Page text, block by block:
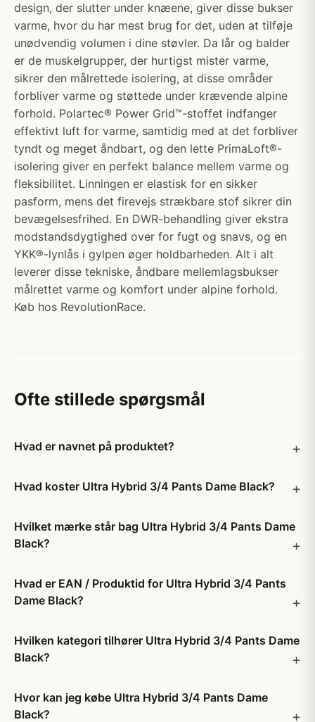
design, der slutter under knæene, giver disse bukser
varme, hvor du har mest brug for det, uden at tilføje
unødvendig volumen i dine støvler. Da lår og balder
er de muskelgrupper, der hurtigst mister varme,
sikrer den målrettede isolering, at disse områder
forbliver varme og støttede under krævende alpine
forhold. Polartec® Power Grid™-stoffet indfanger
effektivt luft for varme, samtidig med at det forbliver
tyndt og meget åndbart, og den lette PrimaLoft®-
isolering giver en perfekt balance mellem varme og
fleksibilitet. Linningen er elastisk for en sikker
pasform, mens det firevejs strækbare stof sikrer din
bevægelsesfrihed. En DWR-behandling giver ekstra
modstandsdygtighed over for fugt og snavs, og en
YKK®-lynlås i gylpen øger holdbarheden. Alt i alt
leverer disse tekniske, åndbare mellemlagsbukser
målrettet varme og komfort under alpine forhold.
Køb hos RevolutionRace.
Ofte stillede spørgsmål
Hvad er navnet på produktet?
Hvad koster Ultra Hybrid 3/4 Pants Dame Black?
Hvilket mærke står bag Ultra Hybrid 3/4 Pants Dame
Black?
Hvad er EAN / Produktid for Ultra Hybrid 3/4 Pants
Dame Black?
Hvilken kategori tilhører Ultra Hybrid 3/4 Pants Dame
Black?
Hvor kan jeg købe Ultra Hybrid 3/4 Pants Dame
Black?